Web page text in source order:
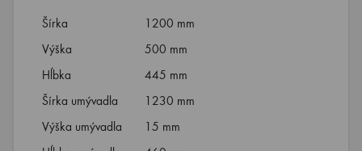
Šírka
1200 mm
Výška
500 mm
Hĺbka
445 mm
Šírka umývadla
1230 mm
Výška umývadla
15 mm